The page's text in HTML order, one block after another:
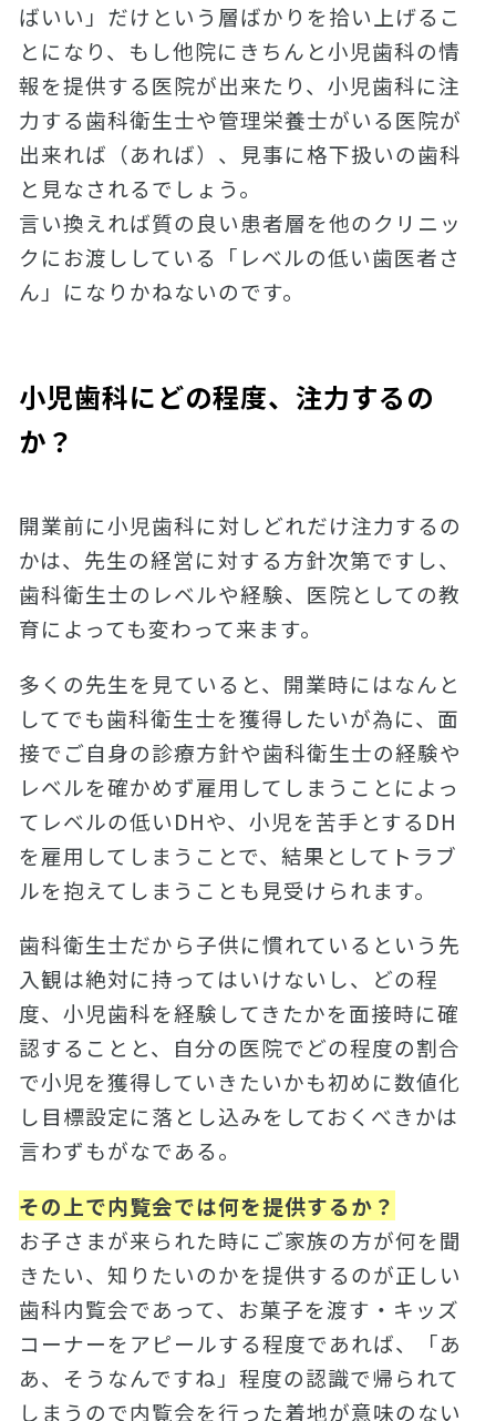
ばいい」だけという層ばかりを拾い上げるこ
とになり、もし他院にきちんと小児歯科の情
報を提供する医院が出来たり、小児歯科に注
力する歯科衛生士や管理栄養士がいる医院が
出来れば（あれば）、見事に格下扱いの歯科
と見なされるでしょう。
言い換えれば質の良い患者層を他のクリニッ
クにお渡ししている「レベルの低い歯医者さ
ん」になりかねないのです。
小児歯科にどの程度、注力するの
か？
開業前に小児歯科に対しどれだけ注力するの
かは、先生の経営に対する方針次第ですし、
歯科衛生士のレベルや経験、医院としての教
育によっても変わって来ます。
多くの先生を見ていると、開業時にはなんと
してでも歯科衛生士を獲得したいが為に、面
接でご自身の診療方針や歯科衛生士の経験や
レベルを確かめず雇用してしまうことによっ
てレベルの低いDHや、小児を苦手とするDH
を雇用してしまうことで、結果としてトラブ
ルを抱えてしまうことも見受けられます。
歯科衛生士だから子供に慣れているという先
入観は絶対に持ってはいけないし、どの程
度、小児歯科を経験してきたかを面接時に確
認することと、自分の医院でどの程度の割合
で小児を獲得していきたいかも初めに数値化
し目標設定に落とし込みをしておくべきかは
言わずもがなである。
その上で内覧会では何を提供するか？
お子さまが来られた時にご家族の方が何を聞
きたい、知りたいのかを提供するのが正しい
歯科内覧会であって、お菓子を渡す・キッズ
コーナーをアピールする程度であれば、「あ
あ、そうなんですね」程度の認識で帰られて
しまうので内覧会を行った着地が意味のない